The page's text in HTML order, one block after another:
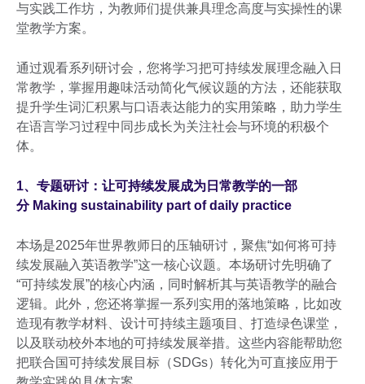
与实践工作坊，为教师们提供兼具理念高度与实操性的课
堂教学方案。
通过观看系列研讨会，您将学习把可持续发展理念融入日
常教学，掌握用趣味活动简化气候议题的方法，还能获取
提升学生词汇积累与口语表达能力的实用策略，助力学生
在语言学习过程中同步成长为关注社会与环境的积极个
体。
1、专题研讨：让可持续发展成为日常教学的一部
分 Making sustainability part of daily practice
本场是2025年世界教师日的压轴研讨，聚焦“如何将可持
续发展融入英语教学”这一核心议题。本场研讨先明确了
“可持续发展”的核心内涵，同时解析其与英语教学的融合
逻辑。此外，您还将掌握一系列实用的落地策略，比如改
造现有教学材料、设计可持续主题项目、打造绿色课堂，
以及联动校外本地的可持续发展举措。这些内容能帮助您
把联合国可持续发展目标（SDGs）转化为可直接应用于